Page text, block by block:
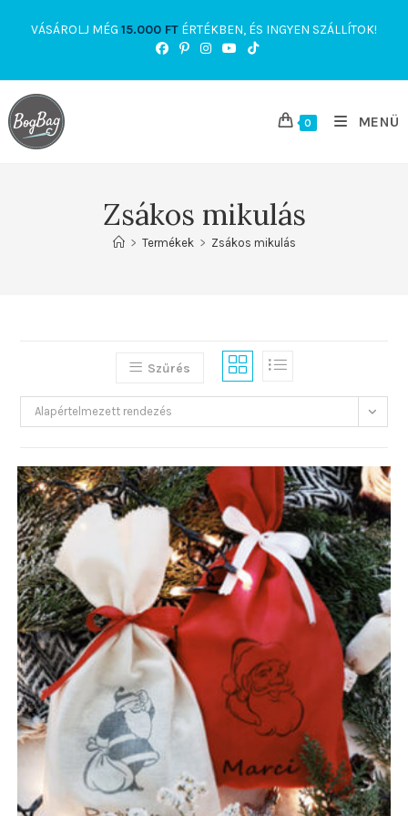
VÁSÁROLJ MÉG 15.000 FT ÉRTÉKBEN, ÉS INGYEN SZÁLLÍTOK!
0 MENÜ
Zsákos mikulás
> Termékek > Zsákos mikulás
Szűrés
Alapértelmezett rendezés